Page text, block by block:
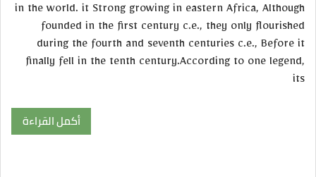
in the world. it Strong growing in eastern Africa, Although
founded in the first century c.e., they only flourished
during the fourth and seventh centuries c.e., Before it
finally fell in the tenth century.According to one legend,
its
أكمل القراءة